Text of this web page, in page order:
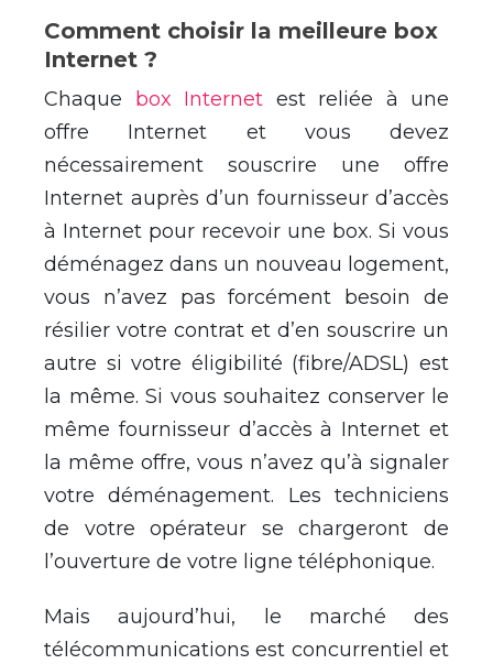
Comment choisir la meilleure box
Internet ?
Chaque box Internet est reliée à une
offre Internet et vous devez
nécessairement souscrire une offre
Internet auprès d’un fournisseur d’accès
à Internet pour recevoir une box. Si vous
déménagez dans un nouveau logement,
vous n’avez pas forcément besoin de
résilier votre contrat et d’en souscrire un
autre si votre éligibilité (fibre/ADSL) est
la même. Si vous souhaitez conserver le
même fournisseur d’accès à Internet et
la même offre, vous n’avez qu’à signaler
votre déménagement. Les techniciens
de votre opérateur se chargeront de
l’ouverture de votre ligne téléphonique.
Mais aujourd’hui, le marché des
télécommunications est concurrentiel et